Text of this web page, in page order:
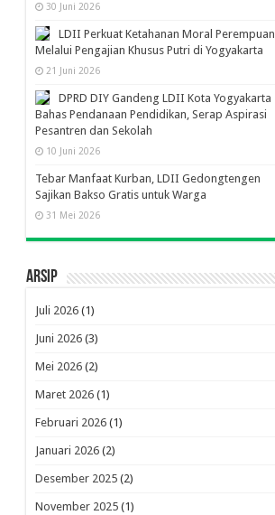
30 Juni 2026
LDII Perkuat Ketahanan Moral Perempuan
Melalui Pengajian Khusus Putri di Yogyakarta
21 Juni 2026
DPRD DIY Gandeng LDII Kota Yogyakarta
Bahas Pendanaan Pendidikan, Serap Aspirasi
Pesantren dan Sekolah
10 Juni 2026
Tebar Manfaat Kurban, LDII Gedongtengen
Sajikan Bakso Gratis untuk Warga
31 Mei 2026
Arsip
Juli 2026 (1)
Juni 2026 (3)
Mei 2026 (2)
Maret 2026 (1)
Februari 2026 (1)
Januari 2026 (2)
Desember 2025 (2)
November 2025 (1)